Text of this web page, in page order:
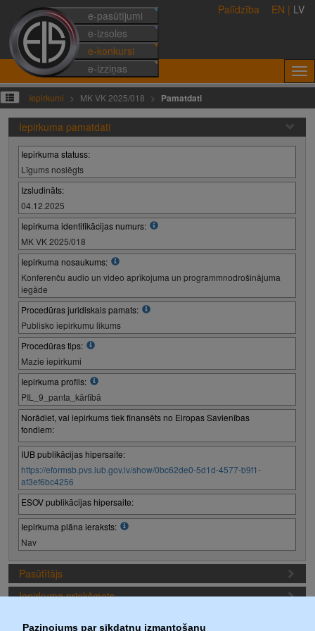
Paziņojums par sīkdatņu izmantošanu
e-pasūtījumi
e-izsoles
e-konkursi
e-izziņas
Palīdzība EN | LV
Iepirkumi MK VK 2025/018 Pamatdati
Iepirkuma pamatdati
Iepirkuma statuss:
Līgums noslēgts
Izsludināts:
04.12.2025
Iepirkuma identifikācijas numurs:
MK VK 2025/018
Iepirkuma nosaukums:
Konferenču audio un video aprīkojuma un programmnodrošinājuma
iegāde
Procedūras juridiskais pamats:
Publisko iepirkumu likums
Procedūras tips:
Mazie iepirkumi
Iepirkuma profils:
PIL_9_panta_kārtībā
Norādiet, vai iepirkums tiek finansēts no Eiropas Savienības
fondiem:
IUB publikācijas hipersaite:
https://eformsb.pvs.iub.gov.lv/show/0bc62de0-5d1d-4577-b9f1-
af3ef6bc4256
ESOV publikācijas hipersaite:
Iepirkuma plāna ieraksts:
Nav
Pasūtītājs
Iepirkuma priekšmets